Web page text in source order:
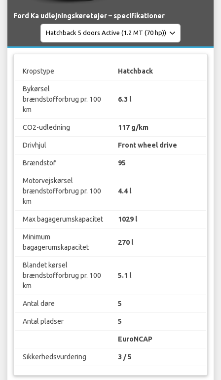
Ford Ka udlejningskøretøjer – specifikationer
Kropstype Hatchback
Bykørsel
brændstofforbrug pr. 100
km
6.3 l
CO2-udledning 117 g/km
Drivhjul Front wheel drive
Brændstof 95
Motorvejskørsel
brændstofforbrug pr. 100
km
4.4 l
Max bagagerumskapacitet 1029 l
Minimum
bagagerumskapacitet
270 l
Blandet kørsel
brændstofforbrug pr. 100
km
5.1 l
Antal døre 5
Antal pladser 5
EuroNCAP
Sikkerhedsvurdering 3 / 5